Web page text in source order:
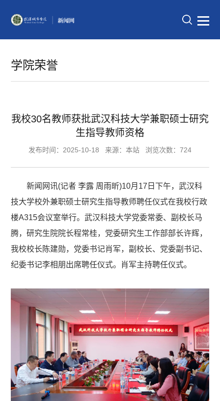
学院荣誉
我校30名教师获批武汉科技大学兼职硕士研究
生指导教师资格
发布时间：2025-10-18 来源：本站 浏览次数：724
新闻网讯(记者 李露 周雨昕)10月17日下午，武汉科
技大学校外兼职硕士研究生指导教师聘任仪式在我校行政
楼A315会议室举行。武汉科技大学党委常委、副校长马
腾，研究生院院长程常桂，党委研究生工作部部长许辉，
我校校长陈建勋，党委书记肖军，副校长、党委副书记、
纪委书记李相朋出席聘任仪式。肖军主持聘任仪式。